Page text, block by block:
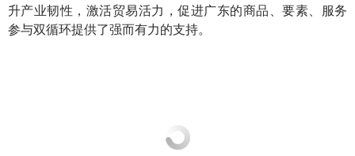
升产业韧性，激活贸易活力，促进广东的商品、要素、服务
参与双循环提供了强而有力的支持。